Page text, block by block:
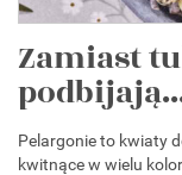
Zamiast
Pelargonie to kwiaty
kwitnące w wielu